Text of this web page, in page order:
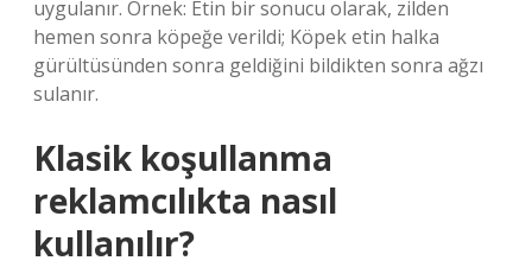
uygulanır. Örnek: Etin bir sonucu olarak, zilden
hemen sonra köpeğe verildi; Köpek etin halka
gürültüsünden sonra geldiğini bildikten sonra ağzı
sulanır.
Klasik koşullanma
reklamcılıkta nasıl
kullanılır?